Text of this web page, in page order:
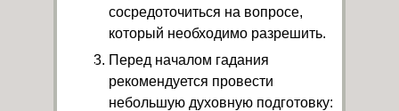
сосредоточиться на вопросе,
который необходимо разрешить.
Перед началом гадания
рекомендуется провести
небольшую духовную подготовку: